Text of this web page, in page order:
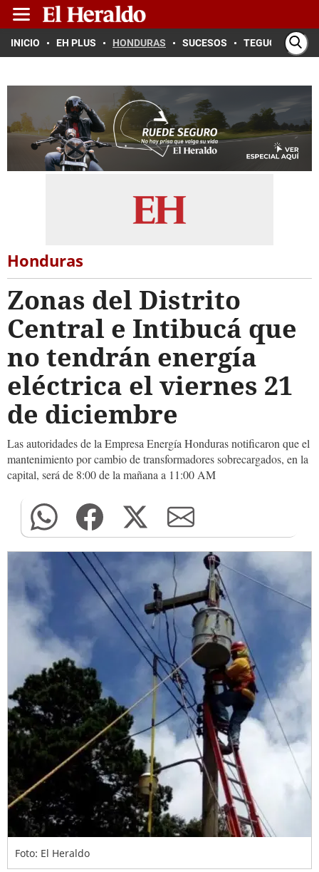
INICIO EH PLUS HONDURAS SUCESOS TEGUCIGALPA
Honduras
Zonas del Distrito
Central e Intibucá que
no tendrán energía
eléctrica el viernes 21
de diciembre
Las autoridades de la Empresa Energía Honduras notificaron que el
mantenimiento por cambio de transformadores sobrecargados, en la
capital, será de 8:00 de la mañana a 11:00 AM
Foto: El Heraldo